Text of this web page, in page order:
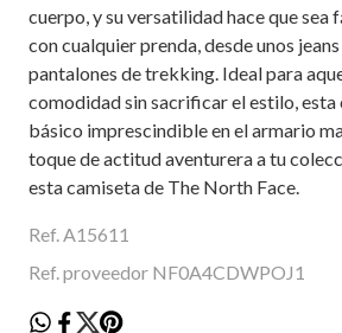
cuerpo, y su versatilidad hace que sea
con cualquier prenda, desde unos
pantalones de trekking. Ideal para
comodidad sin sacrificar el estilo, esta
básico imprescindible en el armario
toque de actitud aventurera a tu
esta camiseta de The North Face.
Ref. A15611
Ref. proveedor NF0A4CDWPOJ1